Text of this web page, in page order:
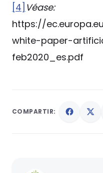
[4] Véase:
https://
white-paper-
feb2020_es.pdf
COMPARTIR: